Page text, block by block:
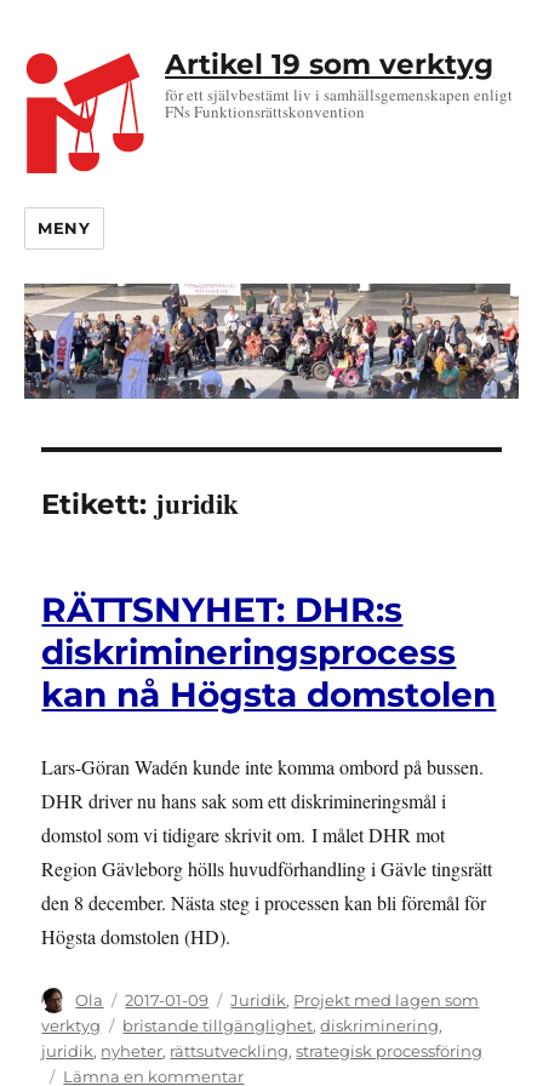
Artikel 19 som verktyg
för ett självbestämt liv i samhällsgemenskapen enligt
FNs Funktionsrättskonvention
MENY
Etikett: juridik
RÄTTSNYHET: DHR:s
diskrimineringsprocess
kan nå Högsta domstolen
Lars-Göran Wadén kunde inte komma ombord på bussen.
DHR driver nu hans sak som ett diskrimineringsmål i
domstol som vi tidigare skrivit om. I målet DHR mot
Region Gävleborg hölls huvudförhandling i Gävle tingsrätt
den 8 december. Nästa steg i processen kan bli föremål för
Högsta domstolen (HD).
Författare
Ola
Publicerat
den
2017-01-09 Kategorier
Juridik, Projekt med lagen som
verktyg
Etiketter
bristande tillgänglighet,diskriminering,
juridik, nyheter, rättsutveckling,strategisk processföring
Lämna en kommentartill